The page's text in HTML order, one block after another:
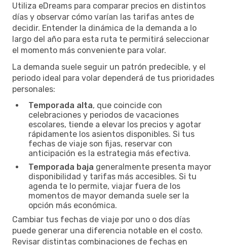
Utiliza eDreams para comparar precios en distintos
días y observar cómo varían las tarifas antes de
decidir. Entender la dinámica de la demanda a lo
largo del año para esta ruta te permitirá seleccionar
el momento más conveniente para volar.
La demanda suele seguir un patrón predecible, y el
periodo ideal para volar dependerá de tus prioridades
personales:
Temporada alta, que coincide con
celebraciones y periodos de vacaciones
escolares, tiende a elevar los precios y agotar
rápidamente los asientos disponibles. Si tus
fechas de viaje son fijas, reservar con
anticipación es la estrategia más efectiva.
Temporada baja generalmente presenta mayor
disponibilidad y tarifas más accesibles. Si tu
agenda te lo permite, viajar fuera de los
momentos de mayor demanda suele ser la
opción más económica.
Cambiar tus fechas de viaje por uno o dos días
puede generar una diferencia notable en el costo.
Revisar distintas combinaciones de fechas en